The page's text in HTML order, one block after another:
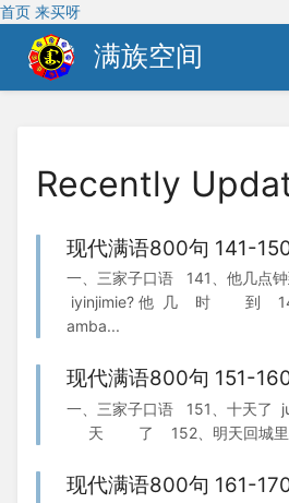
首页 来买呀
满族空间
Recently
现代满语800句 141-
一、三家子口语 141、他几点
iyinjimie? 他 几 时 到 142
amba...
现代满语800句 151-
一、三家子口语 151、十天
天 了 152、明天回城里
现代满语800句 161-